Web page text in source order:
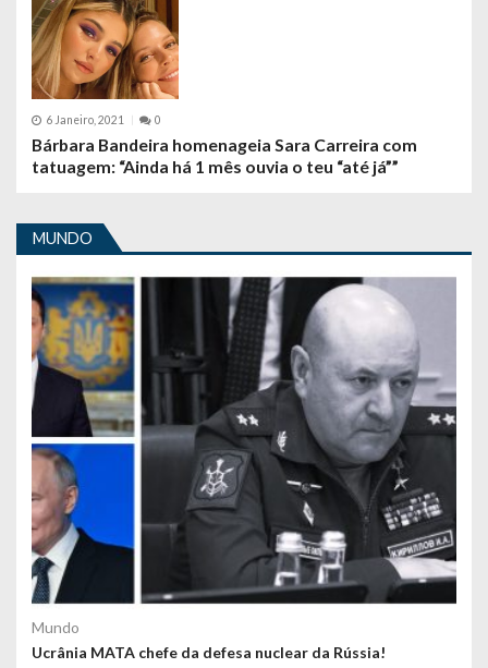
6 Janeiro, 2021 0
Bárbara Bandeira homenageia Sara Carreira com
tatuagem: “Ainda há 1 mês ouvia o teu “até já””
MUNDO
Mundo
Ucrânia MATA chefe da defesa nuclear da Rússia!